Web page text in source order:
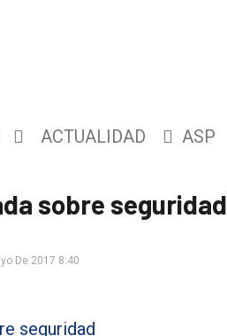
ACTUALIDAD ASP
sobre seguridad
De 2017 8:40